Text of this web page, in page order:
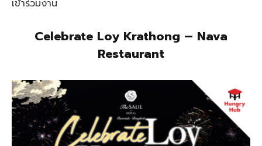
เข้าร่วมงาน
Celebrate Loy Krathong – Nava
Restaurant